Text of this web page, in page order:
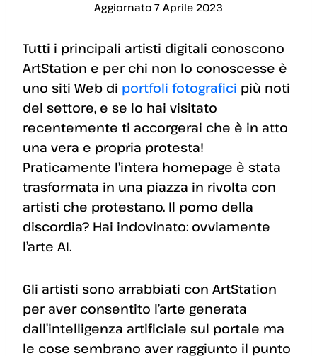
Aggiornato 7 Aprile 2023
Tutti i principali artisti digitali conoscono
ArtStation e per chi non lo conoscesse è
uno siti Web di portfoli fotografici più noti
del settore, e se lo hai visitato
recentemente ti accorgerai che è in atto
una vera e propria protesta!
Praticamente l’intera homepage è stata
trasformata in una piazza in rivolta con
artisti che protestano. Il pomo della
discordia? Hai indovinato: ovviamente
l’arte AI.
Gli artisti sono arrabbiati con ArtStation
per aver consentito l’arte generata
dall’intelligenza artificiale sul portale ma
le cose sembrano aver raggiunto il punto